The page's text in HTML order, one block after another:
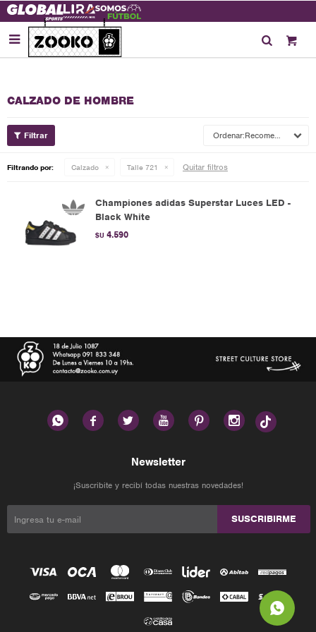

CALZADO DE HOMBRE
Recomendados
Filtrando por: Calzado Talle 721 Quitar filtros
Championes adidas Superstar Luces LED -
Black White
$U 4.590
     
Newsletter
¡Suscribite y recibí todas nuestras novedades!
SUSCRIBIRME